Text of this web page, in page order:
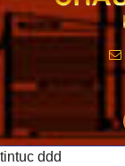
tintuc ddd